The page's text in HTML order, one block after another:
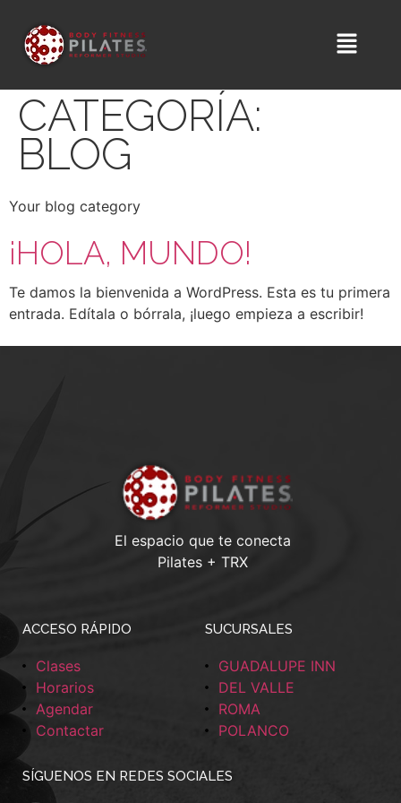
CATEGORÍA:
BLOG
Your blog category
¡HOLA, MUNDO!
Te damos la bienvenida a WordPress. Esta es tu primera
entrada. Edítala o bórrala, ¡luego empieza a escribir!
El espacio que te conecta
Pilates + TRX
ACCESO RÁPIDO
Clases
Horarios
Agendar
Contactar
SUCURSALES
GUADALUPE INN
DEL VALLE
ROMA
POLANCO
SÍGUENOS EN REDES SOCIALES